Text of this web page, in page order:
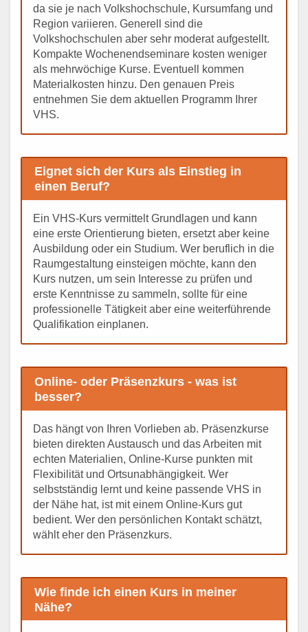
da sie je nach Volkshochschule, Kursumfang und
Region variieren. Generell sind die
Volkshochschulen aber sehr moderat aufgestellt.
Kompakte Wochenendseminare kosten weniger
als mehrwöchige Kurse. Eventuell kommen
Materialkosten hinzu. Den genauen Preis
entnehmen Sie dem aktuellen Programm Ihrer
VHS.
Eignet sich der Kurs als Einstieg in
einen Beruf?
Ein VHS-Kurs vermittelt Grundlagen und kann
eine erste Orientierung bieten, ersetzt aber keine
Ausbildung oder ein Studium. Wer beruflich in die
Raumgestaltung einsteigen möchte, kann den
Kurs nutzen, um sein Interesse zu prüfen und
erste Kenntnisse zu sammeln, sollte für eine
professionelle Tätigkeit aber eine weiterführende
Qualifikation einplanen.
Online- oder Präsenzkurs - was ist
besser?
Das hängt von Ihren Vorlieben ab. Präsenzkurse
bieten direkten Austausch und das Arbeiten mit
echten Materialien, Online-Kurse punkten mit
Flexibilität und Ortsunabhängigkeit. Wer
selbstständig lernt und keine passende VHS in
der Nähe hat, ist mit einem Online-Kurs gut
bedient. Wer den persönlichen Kontakt schätzt,
wählt eher den Präsenzkurs.
Wie finde ich einen Kurs in meiner
Nähe?